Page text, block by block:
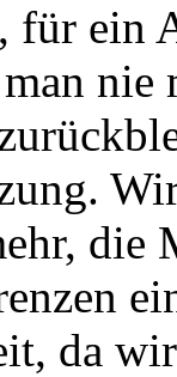
für ein
die
da